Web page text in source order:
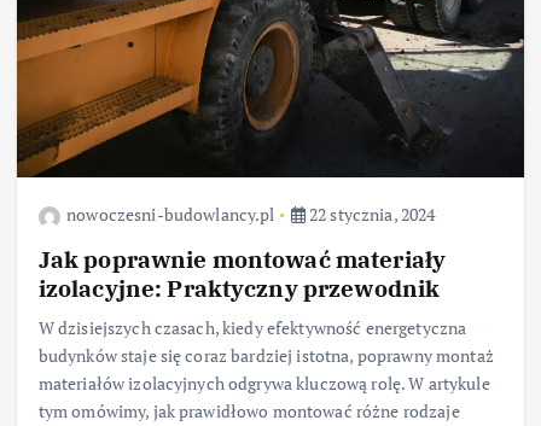
nowoczesni-budowlancy.pl 22 stycznia, 2024
Jak poprawnie montować materiały
izolacyjne: Praktyczny przewodnik
W dzisiejszych czasach, kiedy efektywność energetyczna
budynków staje się coraz bardziej istotna, poprawny montaż
materiałów izolacyjnych odgrywa kluczową rolę. W artykule
tym omówimy, jak prawidłowo montować różne rodzaje